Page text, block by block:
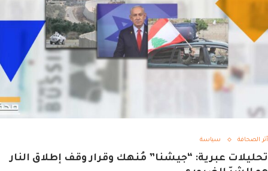
أثر الصحافة سياسة
تحليلات عبرية: “جيشنا” مُنهك وقرار وقف إطلاق النار